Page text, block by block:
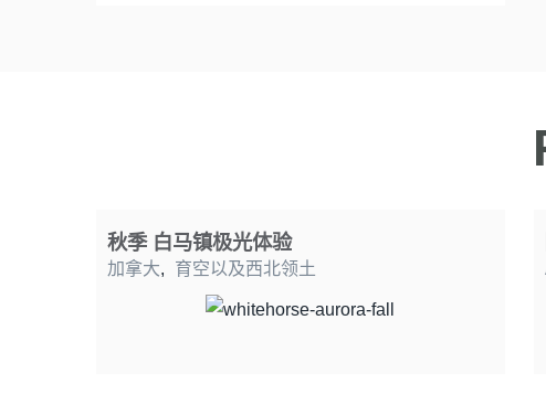
秋季 白马镇极光体验
加拿大, 育空以及西北领土